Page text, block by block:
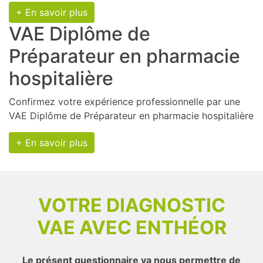
+ En savoir plus
VAE Diplôme de
Préparateur en pharmacie
hospitalière
Confirmez votre expérience professionnelle par une
VAE Diplôme de Préparateur en pharmacie hospitalière
+ En savoir plus
VOTRE DIAGNOSTIC
VAE AVEC ENTHÉOR
Le présent questionnaire va nous permettre de